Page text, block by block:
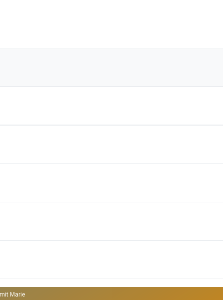
Marie